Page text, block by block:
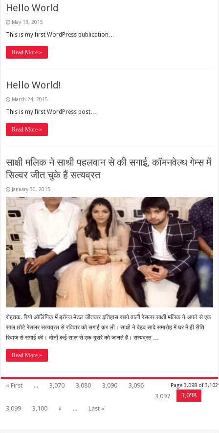
Hello World
May 13, 2015
This is my first WordPress publication…
Read More »
Hello World!
March 24, 2015
This is my first WordPress post…
Read More »
साक्षी मलिक ने साथी पहलवान से की सगाई, कॉमनवेल्थ गेम्स में
सिल्वर जीत चुके हैं सत्यव्रत
January 30, 2015
रोहतक. रियो ओलिंपिक में ब्रॉन्ज मेडल जीतकर इतिहास रचने वाली रेसलर साक्षी मलिक ने अपने से एक
साल छोटे रेसलर सत्यव्रत से रविवार को सगाई कर ली। साक्षी ने बेहद सादे समारोह में घर में ही रीति
रिवाज से सगाई की। दोनों कई साल से एक-दूसरे को जानते हैं। सत्यव्रत …
Read More »
Page 3,098 of 3,102
« First ... 3,070 3,080 3,090
3,096
3,097
3,098
3,099
3,100 » ... Last »